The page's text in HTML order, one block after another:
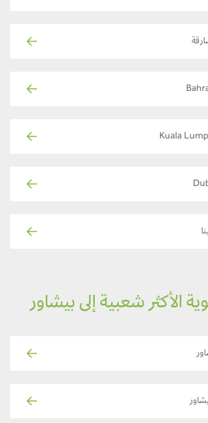
الأكثر شعبية إلى بيشاور